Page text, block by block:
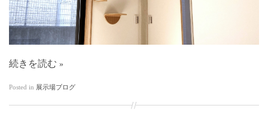
続きを読む
Posted in 展示場ブログ